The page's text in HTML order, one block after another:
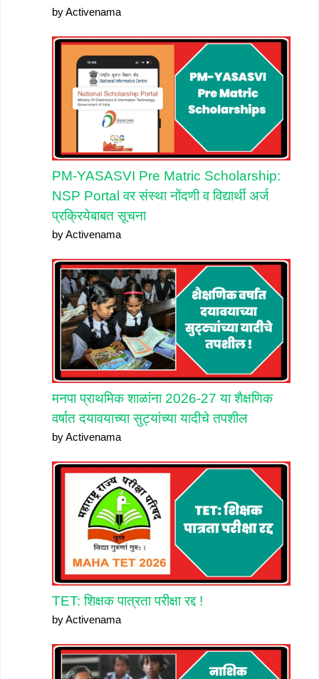
by Activenama
PM-YASASVI Pre Matric Scholarship:
NSP Portal वर संस्था नोंदणी व विद्यार्थी अर्ज
प्रक्रियेबाबत सूचना
by Activenama
मनपा प्राथमिक शाळांना 2026-27 या शैक्षणिक
वर्षात दयावयाच्या सुट्यांच्या यादीचे तपशील
by Activenama
TET: शिक्षक पात्रता परीक्षा रद्द !
by Activenama